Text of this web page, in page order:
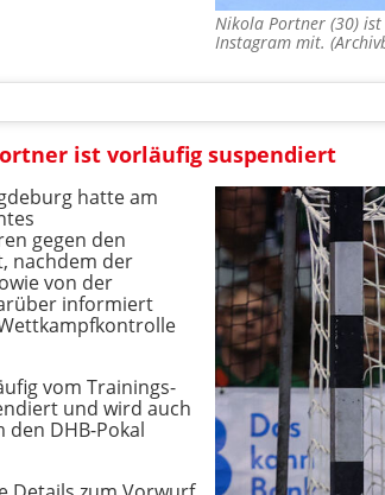
Nikola Portner (30)
Instagram mit.
ist vorläufig suspendiert
hatte am
gegen den
nachdem der
von der
informiert
vom Trainings-
und wird auch
DHB-Pokal